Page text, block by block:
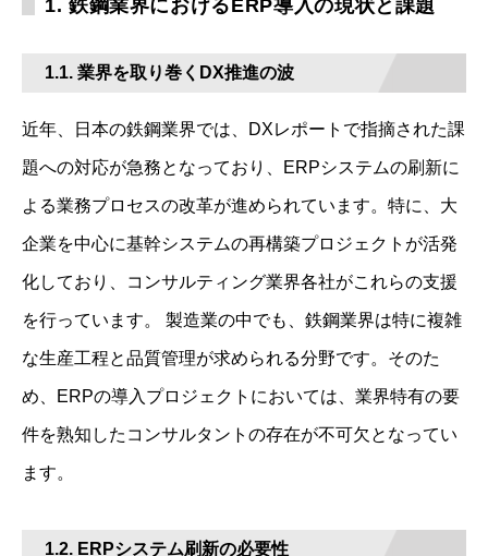
1. 鉄鋼業界におけるERP導入の現状と課題
1.1. 業界を取り巻くDX推進の波
近年、日本の鉄鋼業界では、DXレポートで指摘された課
題への対応が急務となっており、ERPシステムの刷新に
よる業務プロセスの改革が進められています。特に、大
企業を中心に基幹システムの再構築プロジェクトが活発
化しており、コンサルティング業界各社がこれらの支援
を行っています。 製造業の中でも、鉄鋼業界は特に複雑
な生産工程と品質管理が求められる分野です。そのた
め、ERPの導入プロジェクトにおいては、業界特有の要
件を熟知したコンサルタントの存在が不可欠となってい
ます。
1.2. ERPシステム刷新の必要性